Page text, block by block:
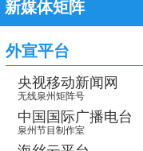
新媒体矩阵
外宣平台
央视移动新闻网
无线泉州矩阵号
中国国际广播电台
泉州节目制作室